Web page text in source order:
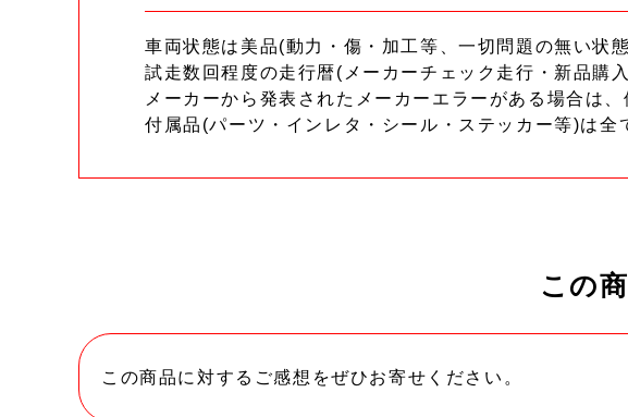
車両状態は美品(動力・傷・加工等、一切問題の無い状
試走数回程度の走行暦(メーカーチェック走行・新品購
メーカーから発表されたメーカーエラーがある場合は
付属品(パーツ・インレタ・シール・ステッカー等)は全
この
この商品に対するご感想をぜひお寄せください。